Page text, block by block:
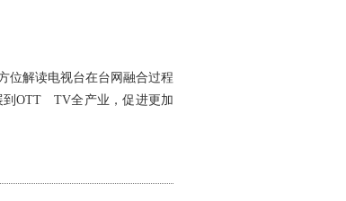
读电视台在台网融合过程
到OTT TV全产业，促进更加